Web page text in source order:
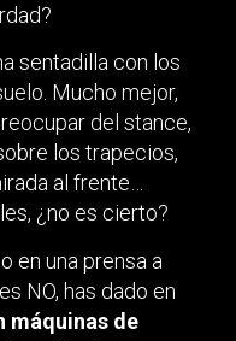
sentadilla con los
Mucho mejor,
del stance,
los trapecios,
al frente…
¿no es cierto?
en una prensa a
NO, has dado en
máquinas de